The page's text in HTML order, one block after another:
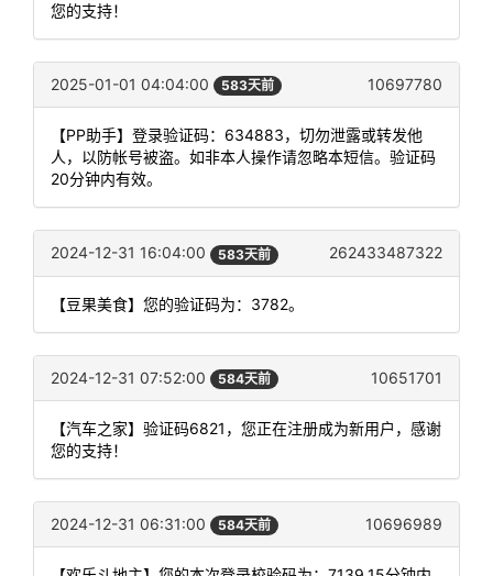
您的支持！
2025-01-01 04:04:00 583天前 10697780
【PP助手】登录验证码：634883，切勿泄露或转发他
人，以防帐号被盗。如非本人操作请忽略本短信。验证码
20分钟内有效。
2024-12-31 16:04:00 583天前 262433487322
【豆果美食】您的验证码为：3782。
2024-12-31 07:52:00 584天前 10651701
【汽车之家】验证码6821，您正在注册成为新用户，感谢
您的支持！
2024-12-31 06:31:00 584天前 10696989